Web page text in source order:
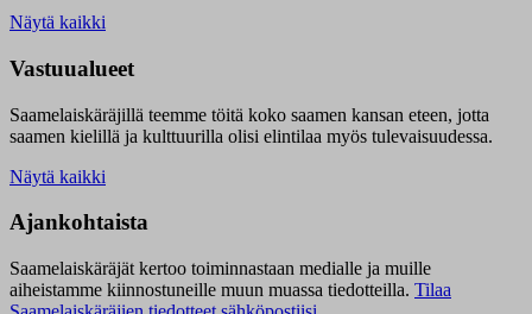
Näytä kaikki
Vastuualueet
Saamelaiskäräjillä teemme töitä koko saamen kansan eteen, jotta
saamen kielillä ja kulttuurilla olisi elintilaa myös tulevaisuudessa.
Näytä kaikki
Ajankohtaista
Saamelaiskäräjät kertoo toiminnastaan medialle ja muille
aiheistamme kiinnostuneille muun muassa tiedotteilla. Tilaa